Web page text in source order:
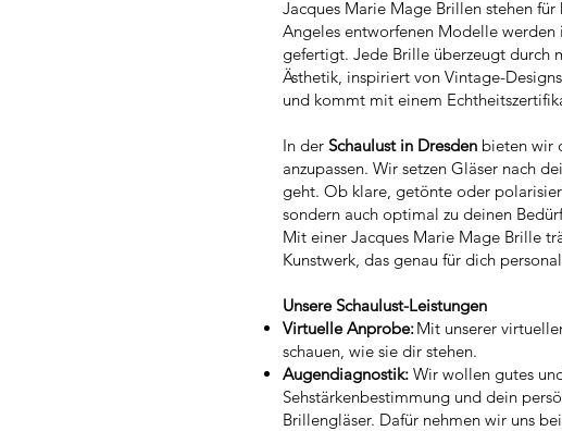
Jacques Marie Mage Brillen stehen
Angeles entworfenen Modelle
gefertigt. Jede Brille überzeugt durch
Ästhetik, inspiriert von Vintage-
und kommt mit einem
In der Schaulust in Dresden bieten wir
anzupassen. Wir setzen Gläser nach
geht. Ob klare, getönte oder
sondern auch optimal zu deinen
Mit einer Jacques Marie Mage Brille
Kunstwerk, das genau für dich
Unsere Schaulust-Leistungen
Virtuelle Anprobe:Mit unserer
schauen, wie sie dir stehen.
Augendiagnostik: Wir wollen gutes
Sehstärkenbestimmung und dein
Brillengläser. Dafür nehmen wir uns